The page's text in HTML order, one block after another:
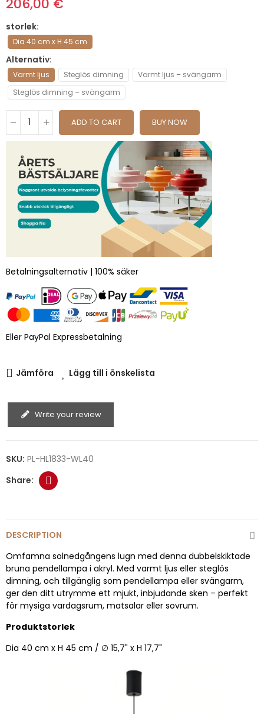
206,00 €
storlek
Dia 40 cm x H 45 cm
Alternativ
Varmt ljus Steglös dimning
Varmt ljus – svängarm
Steglös dimning – svängarm
ADD TO CART BUY NOW
Betalningsalternativ | 100% säker
Eller PayPal Expressbetalning
Jämföra Lägg till i önskelista
Write your review
SKU: PL-HL1833-WL40
DESCRIPTION
Omfamna solnedgångens lugn med denna dubbelskiktade
bruna pendellampa i akryl. Med varmt ljus eller steglös
dimning, och tillgänglig som pendellampa eller svängarm,
ger den ditt utrymme ett mjukt, inbjudande sken – perfekt
för mysiga vardagsrum, matsalar eller sovrum.
Produktstorlek
Dia 40 cm x H 45 cm / ∅ 15,7" x H 17,7"